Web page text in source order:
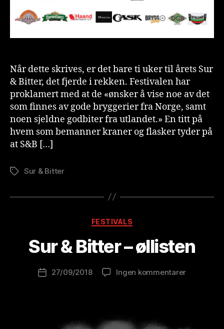
er
her!
Når dette skrives, er det bare ti uker til årets Sur
& Bitter, det fjerde i rekken. Festivalen har
proklamert med at de «ønsker å vise noe av det
som finnes av gode bryggerier fra Norge, samt
noen sjeldne godbiter fra utlandet.» En titt på
hvem som bemanner kraner og flasker tyder på
at S&B […]
StikkordSur & Bitter
Kategorier
FESTIVALS
Sur & Bitter – øllisten
Innleggsforfatter
A
B
r
w
l
Publiseringsdato
27/09/2018 Ingen kommentarertil
øllisten